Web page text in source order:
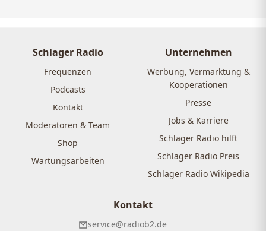
Schlager Radio
Frequenzen
Podcasts
Kontakt
Moderatoren & Team
Shop
Wartungsarbeiten
Unternehmen
Werbung, Vermarktung &
Kooperationen
Presse
Jobs & Karriere
Schlager Radio hilft
Schlager Radio Preis
Schlager Radio Wikipedia
Kontakt
service@radiob2.de